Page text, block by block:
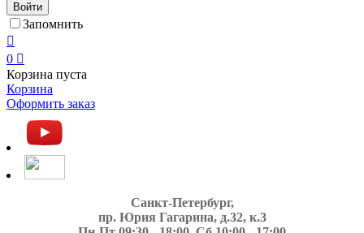
Войти
Запомнить

0 
Корзина пуста
Корзина
Оформить заказ
Санкт-Петербург,
пр. Юрия Гагарина, д.32, к.3